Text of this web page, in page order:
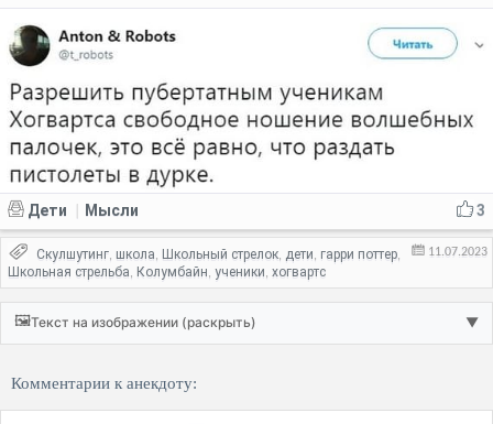
3
Дети Мысли
11.07.2023
Скулшутинг, школа, Школьный стрелок, дети, гарри поттер,
Школьная стрельба, Колумбайн, ученики, хогвартс
🖼️Текст на изображении (раскрыть) ▼
Комментарии к анекдоту: